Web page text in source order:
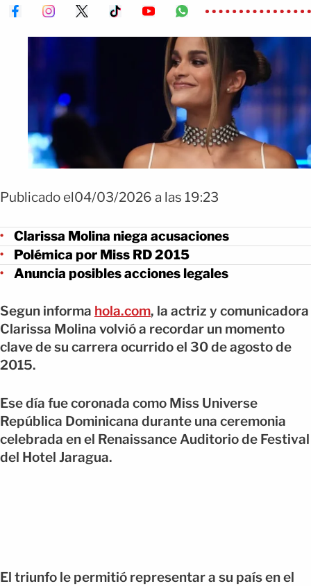
Publicado el04/03/2026 a las 19:23
Clarissa Molina niega acusaciones
Polémica por Miss RD 2015
Anuncia posibles acciones legales
Segun informa hola.com, la actriz y comunicadora
Clarissa Molina volvió a recordar un momento
clave de su carrera ocurrido el 30 de agosto de
2015.
Ese día fue coronada como Miss Universe
República Dominicana durante una ceremonia
celebrada en el Renaissance Auditorio de Festival
del Hotel Jaragua.
El triunfo le permitió representar a su país en el